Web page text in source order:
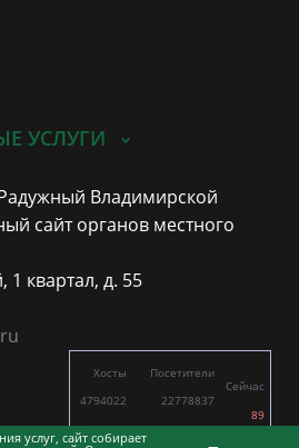
услуг, сайт собирает
УСЛУГИ
Владимирской
сайт органов местного
1 квартал, д. 55
Хосты
4794022
11634
Посетители
22778837
27417
Сейчас
89